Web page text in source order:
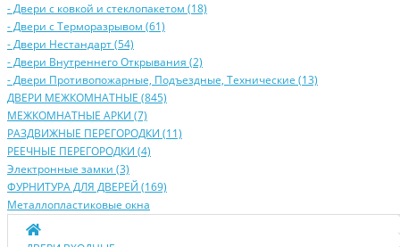
- Двери с кoвкой и стеклопакетом (18)
- Двери с Терморазрывом (61)
- Двери Нecтaндaрт (54)
- Двери Внутреннего Открывания (2)
- Двери Противопожарные, Подъездные, Технические (13)
ДВЕРИ МЕЖКОМНАТНЫЕ (845)
МЕЖКОМНАТНЫЕ АРКИ (7)
РАЗДВИЖНЫЕ ПЕРЕГОРОДКИ (11)
РЕЕЧНЫЕ ПЕРЕГОРОДКИ (4)
Электронные замки (3)
ФУРНИТУРА ДЛЯ ДВЕРЕЙ (169)
Металлопластиковые окна